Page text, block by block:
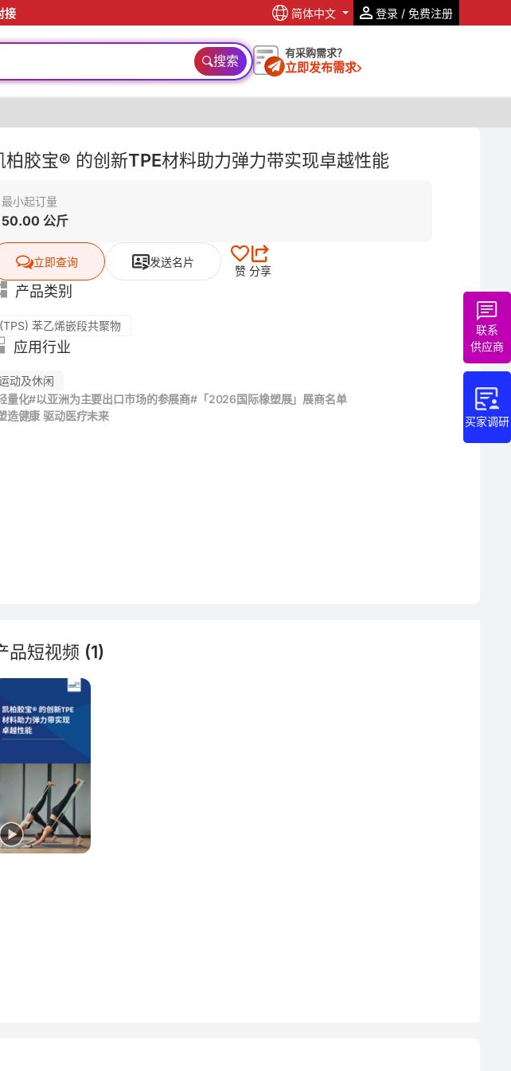
接 简体中文 登录 / 免费注册
搜索 有采购需求？
立即发布需求
买家调研
联系
供应商
柏胶宝® 的创新TPE材料助力弹力带实现卓越性能
最小起订量
50.00 公斤
立即查询 发送名片
赞 分享
产品类别
(TPS) 苯乙烯嵌段共聚物
应用行业
动及休闲
量化#以亚洲为主要出口市场的参展商#「2026国际橡塑展」展商名单
造健康 驱动医疗未来
品短视频 (1)